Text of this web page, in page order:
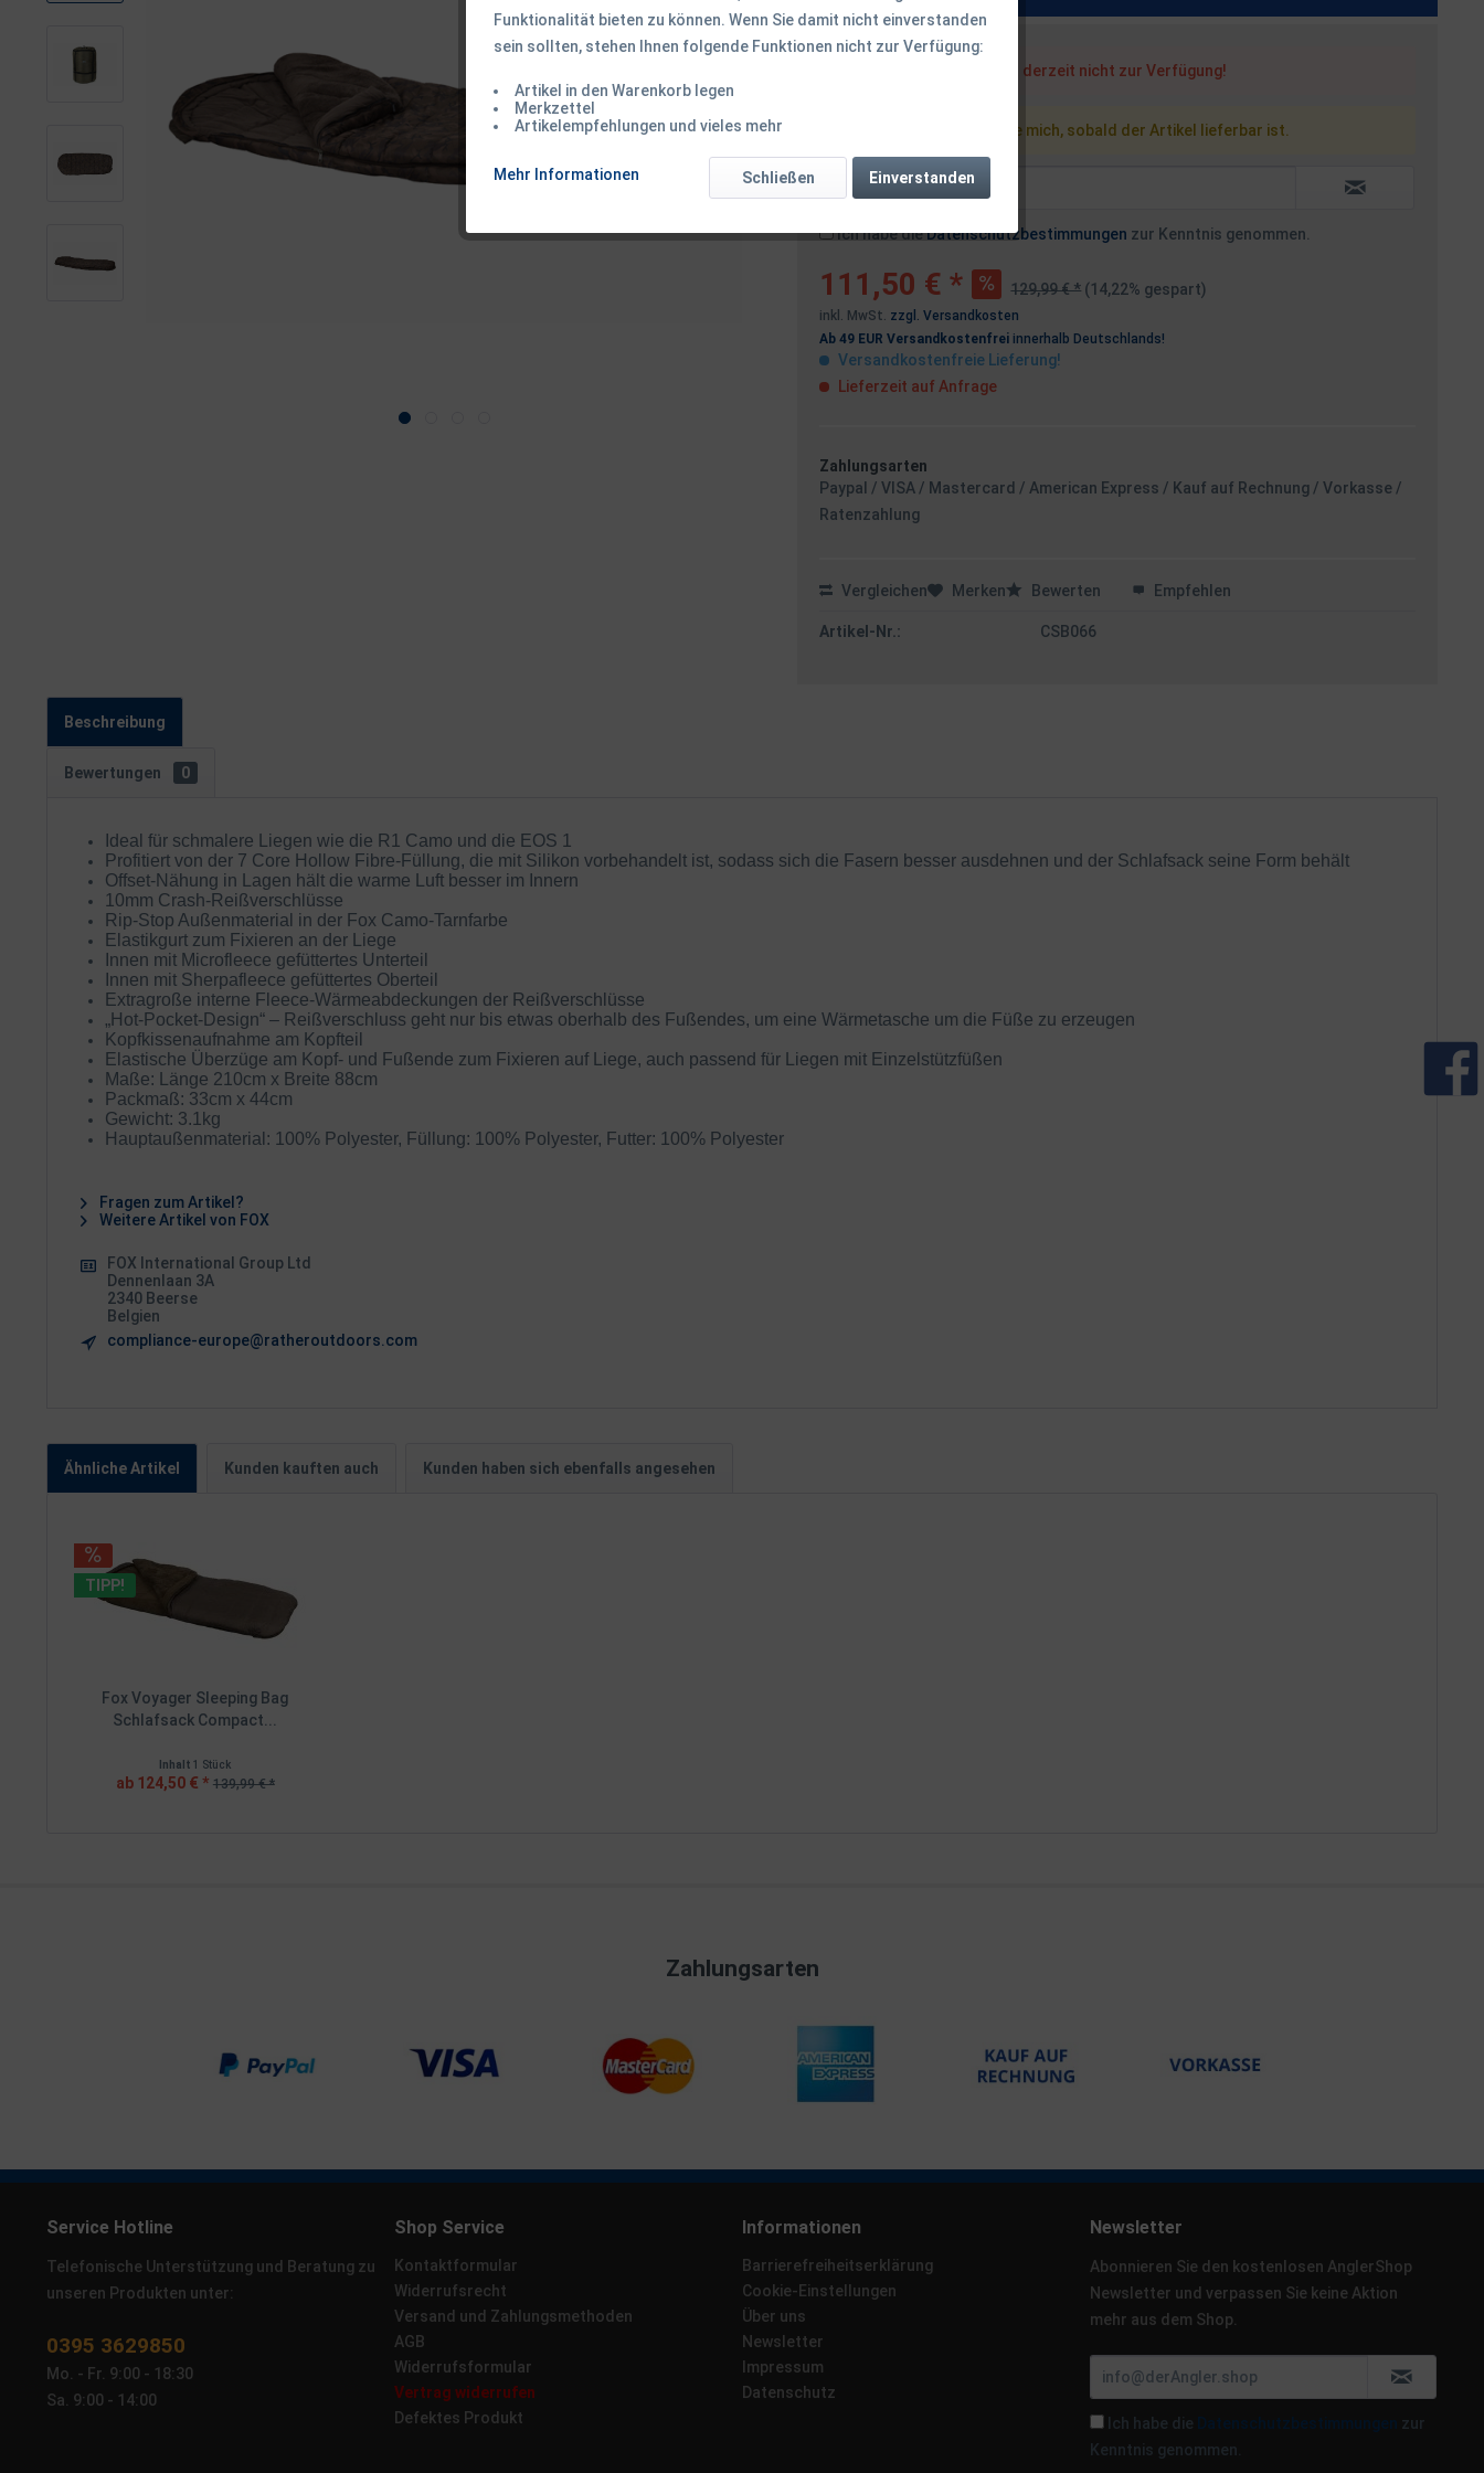
Dieser Artikel steht derzeit nicht zur Verfügung!
Benachrichtigen Sie mich, sobald der Artikel lieferbar ist.
Ich habe dieDatenschutzbestimmungen zur Kenntnis genommen.
111,50 € * 129,99 € * (14,22% gespart)
inkl. MwSt. zzgl. Versandkosten
Ab 49 EUR Versandkostenfrei innerhalb Deutschlands!
Versandkostenfreie Lieferung!
Lieferzeit auf Anfrage
Zahlungsarten
Paypal / VISA / Mastercard / American Express / Kauf auf Rechnung / Vorkasse /
Ratenzahlung
Vergleichen Merken Bewerten Empfehlen
Artikel-Nr.: CSB066
Beschreibung
Bewertungen 0
Ideal für schmalere Liegen wie die R1 Camo und die EOS 1
Profitiert von der 7 Core Hollow Fibre-Füllung, die mit Silikon vorbehandelt ist, sodass sich die Fasern besser ausdehnen und der Schlafsack seine Form behält
Offset-Nähung in Lagen hält die warme Luft besser im Innern
10mm Crash-Reißverschlüsse
Rip-Stop Außenmaterial in der Fox Camo-Tarnfarbe
Elastikgurt zum Fixieren an der Liege
Innen mit Microfleece gefüttertes Unterteil
Innen mit Sherpafleece gefüttertes Oberteil
Extragroße interne Fleece-Wärmeabdeckungen der Reißverschlüsse
„Hot-Pocket-Design“ – Reißverschluss geht nur bis etwas oberhalb des Fußendes, um eine Wärmetasche um die Füße zu erzeugen
Kopfkissenaufnahme am Kopfteil
Elastische Überzüge am Kopf- und Fußende zum Fixieren auf Liege, auch passend für Liegen mit Einzelstützfüßen
Maße: Länge 210cm x Breite 88cm
Packmaß: 33cm x 44cm
Gewicht: 3.1kg
Hauptaußenmaterial: 100% Polyester, Füllung: 100% Polyester, Futter: 100% Polyester
Fragen zum Artikel?
Weitere Artikel von FOX
FOX International Group Ltd
Dennenlaan 3A
2340 Beerse
Belgien
compliance-europe@ratheroutdoors.com
Ähnliche Artikel Kunden kauften auch Kunden haben sich ebenfalls angesehen
TIPP!
Fox Voyager Sleeping Bag
Schlafsack Compact...
Inhalt1 Stück
ab 124,50 € * 139,99 € *
Zahlungsarten
Service Hotline
Telefonische Unterstützung und Beratung zu
unseren Produkten unter:
0395 3629850
Mo. - Fr. 9:00 - 18:30
Sa. 9:00 - 14:00
Shop Service
Kontaktformular
Widerrufsrecht
Versand und Zahlungsmethoden
AGB
Widerrufsformular
Vertrag widerrufen
Defektes Produkt
Informationen
Barrierefreiheitserklärung
Cookie-Einstellungen
Über uns
Newsletter
Impressum
Datenschutz
Newsletter
Abonnieren Sie den kostenlosen AnglerShop
Newsletter und verpassen Sie keine Aktion
mehr aus dem Shop.
Ich habe die Datenschutzbestimmungen zur
Kenntnis genommen.
Funktionalität bieten zu können. Wenn Sie damit nicht einverstanden
sein sollten, stehen Ihnen folgende Funktionen nicht zur Verfügung:
Artikel in den Warenkorb legen
Merkzettel
Artikelempfehlungen und vieles mehr
Mehr Informationen Einverstanden
Schließen